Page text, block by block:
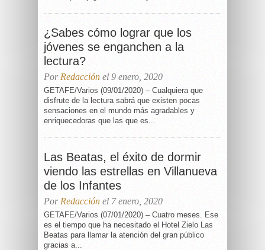
¿Sabes cómo lograr que los
jóvenes se enganchen a la
lectura?
Por Redacción el 9 enero, 2020
GETAFE/Varios (09/01/2020) – Cualquiera que
disfrute de la lectura sabrá que existen pocas
sensaciones en el mundo más agradables y
enriquecedoras que las que es...
Las Beatas, el éxito de dormir
viendo las estrellas en Villanueva
de los Infantes
Por Redacción el 7 enero, 2020
GETAFE/Varios (07/01/2020) – Cuatro meses. Ese
es el tiempo que ha necesitado el Hotel Zielo Las
Beatas para llamar la atención del gran público
gracias a...